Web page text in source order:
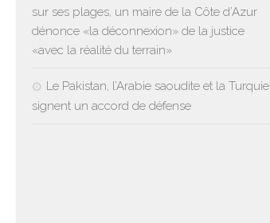
sur ses plages, un maire de la Côte d’Azur
dénonce «la déconnexion» de la justice
«avec la réalité du terrain»
Le Pakistan, l’Arabie saoudite et la Turquie
signent un accord de défense